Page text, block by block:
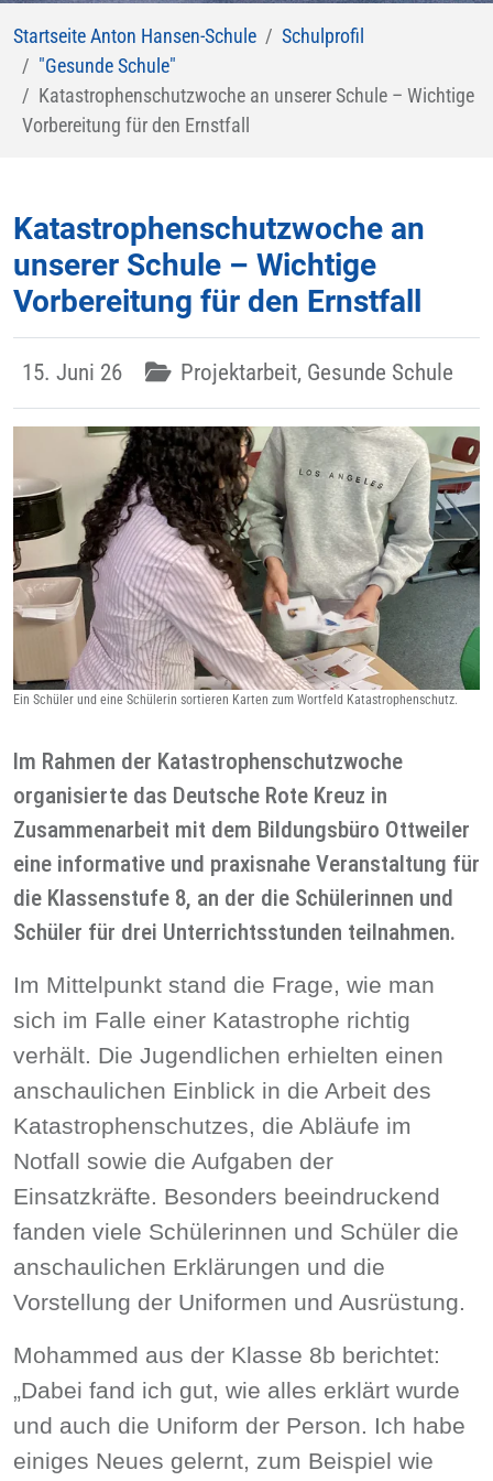
Startseite Anton Hansen-Schule
Schulprofil
"Gesunde Schule"
Katastrophenschutzwoche an unserer Schule – Wichtige
Vorbereitung für den Ernstfall
Katastrophenschutzwoche an
unserer Schule – Wichtige
Vorbereitung für den Ernstfall
15. Juni 26 Projektarbeit, Gesunde Schule
Im Rahmen der Katastrophenschutzwoche
organisierte das Deutsche Rote Kreuz in
Zusammenarbeit mit dem Bildungsbüro Ottweiler
eine informative und praxisnahe Veranstaltung für
die Klassenstufe 8, an der die Schülerinnen und
Schüler für drei Unterrichtsstunden teilnahmen.
Im Mittelpunkt stand die Frage, wie man
sich im Falle einer Katastrophe richtig
verhält. Die Jugendlichen erhielten einen
anschaulichen Einblick in die Arbeit des
Katastrophenschutzes, die Abläufe im
Notfall sowie die Aufgaben der
Einsatzkräfte. Besonders beeindruckend
fanden viele Schülerinnen und Schüler die
anschaulichen Erklärungen und die
Vorstellung der Uniformen und Ausrüstung.
Mohammed aus der Klasse 8b berichtet:
„Dabei fand ich gut, wie alles erklärt wurde
und auch die Uniform der Person. Ich habe
einiges Neues gelernt, zum Beispiel wie
Ein Schüler und eine Schülerin sortieren Karten zum Wortfeld Katastrophenschutz.